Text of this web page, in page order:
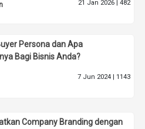
21 Jan 2026 | 482
Persona dan Apa
Bagi Bisnis Anda?
7 Jun 2024 | 1143
Company Branding dengan